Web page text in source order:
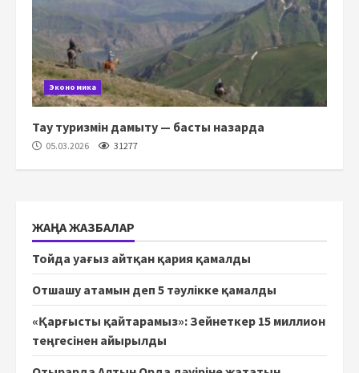
Экономика
Тау туризмін дамыту — басты назарда
05.03.2026 31277
ЖАҢА ЖАЗБАЛАР
Тойда уағыз айтқан қария қамалды
Отшашу атамын деп 5 тәулікке қамалды
«Қарғысты қайтарамыз»: Зейнеткер 15 миллион
теңгесінен айырылды